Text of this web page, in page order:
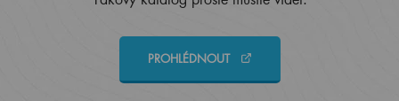
PROHLÉDNOUT